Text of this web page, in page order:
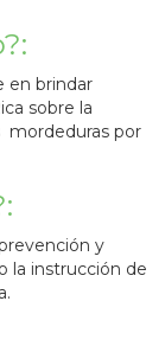
en brindar
sobre la
mordeduras por
y
la instrucción de